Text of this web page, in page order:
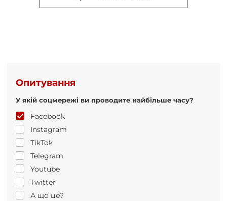
Опитування
У якій соцмережі ви проводите найбільше часу?
Facebook
Instagram
TikTok
Telegram
Youtube
Twitter
А що це?